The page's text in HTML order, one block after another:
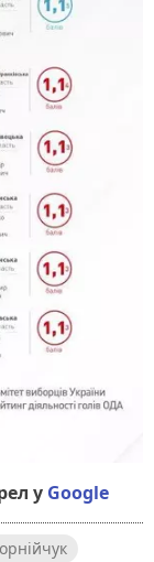
у Google